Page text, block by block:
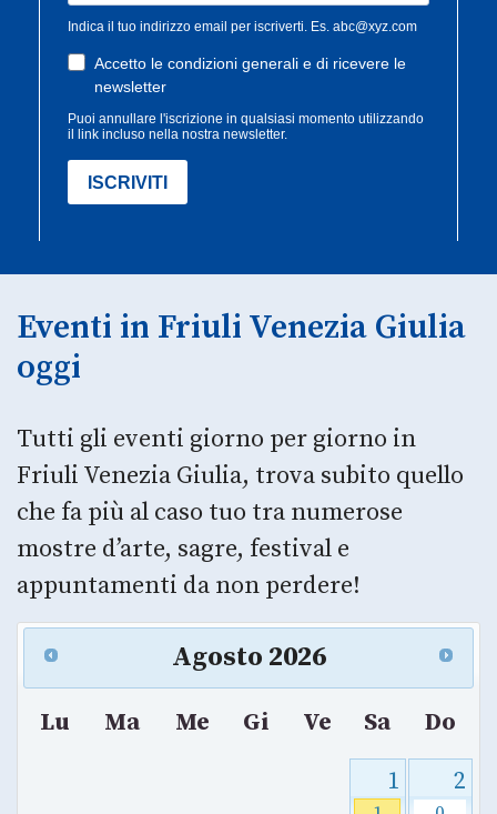
Eventi in Friuli Venezia Giulia
oggi
Tutti gli eventi giorno per giorno in
Friuli Venezia Giulia, trova subito quello
che fa più al caso tuo tra numerose
mostre d’arte, sagre, festival e
appuntamenti da non perdere!
Agosto 2026
Lu Ma Me Gi Ve Sa
Do
1
2